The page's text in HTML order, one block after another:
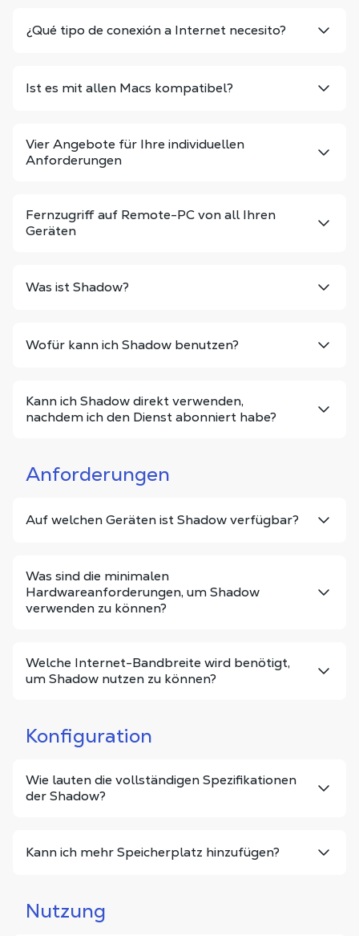
¿Qué tipo de conexión a Internet necesito?
Ist es mit allen Macs kompatibel?
Vier Angebote für Ihre individuellen
Anforderungen
Fernzugriff auf Remote-PC von all Ihren
Geräten
Was ist Shadow?
Wofür kann ich Shadow benutzen?
Kann ich Shadow direkt verwenden,
nachdem ich den Dienst abonniert habe?
Anforderungen
Auf welchen Geräten ist Shadow verfügbar?
Was sind die minimalen
Hardwareanforderungen, um Shadow
verwenden zu können?
Welche Internet-Bandbreite wird benötigt,
um Shadow nutzen zu können?
Konfiguration
Wie lauten die vollständigen Spezifikationen
der Shadow?
Kann ich mehr Speicherplatz hinzufügen?
Nutzung